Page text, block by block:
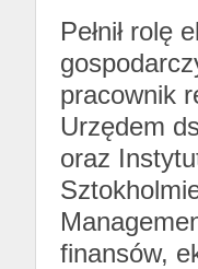
Pełnił rolę
pracownik
Urzędem
oraz
finansów,